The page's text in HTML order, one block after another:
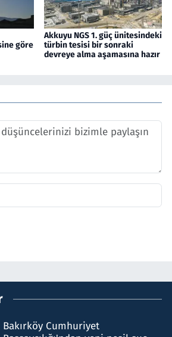
göre
Akkuyu NGS 1. güç ünitesindeki
türbin tesisi bir sonraki
devreye alma aşamasına hazır
Bakırköy Cumhuriyet